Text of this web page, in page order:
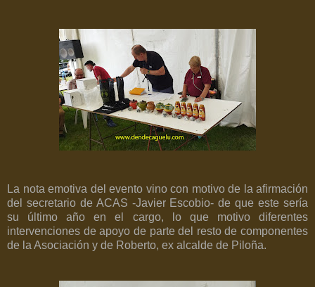
La nota emotiva del evento vino con motivo de la afirmación
del secretario de ACAS -Javier Escobio- de que este sería
su último año en el cargo, lo que motivo diferentes
intervenciones de apoyo de parte del resto de componentes
de la Asociación y de Roberto, ex alcalde de Piloña.